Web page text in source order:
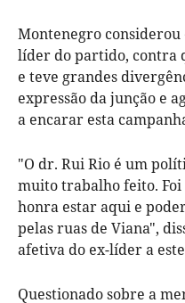
Montenegro
líder do partido, contra
e teve grandes
expressão da junção e
a encarar esta
"O dr. Rui Rio é um
muito trabalho feito. Foi
honra estar aqui e
pelas ruas de Viana",
afetiva do ex-líder a
Questionado sobre a